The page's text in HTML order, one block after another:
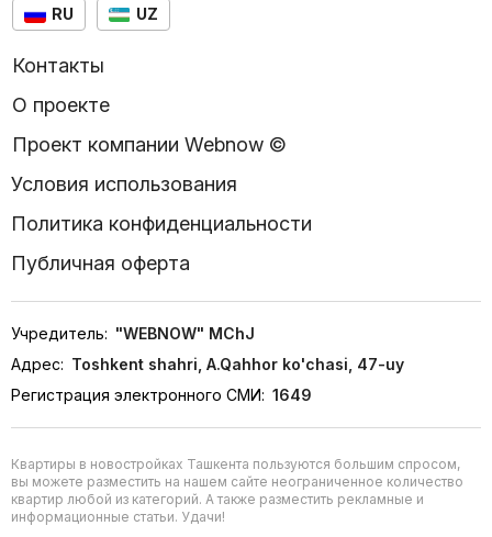
RU UZ
Контакты
О проекте
Проект компании Webnow ©
Условия использования
Политика конфиденциальности
Публичная оферта
Учредитель: "WEBNOW" MChJ
Адрес: Toshkent shahri, A.Qahhor ko'chasi, 47-uy
Регистрация электронного СМИ: 1649
Квартиры в новостройках Ташкента пользуются большим спросом,
вы можете разместить на нашем сайте неограниченное количество
квартир любой из категорий. А также разместить рекламные и
информационные статьи. Удачи!